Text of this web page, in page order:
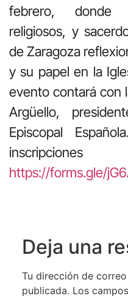
febrero, donde
religiosos, y
de Zaragoza
y su papel en la
evento contará con
Argüello,
Episcopal
https://forms.gle/
Deja una
Tu dirección de
publicada. Los